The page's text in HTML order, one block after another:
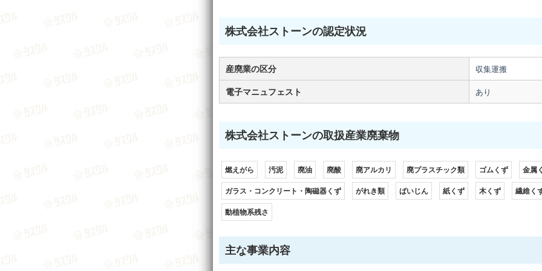
株式会社ストーンの認定状況
産廃業の区分 収集運搬
電子マニュフェスト あり
株式会社ストーンの取扱産業廃棄物
燃えがら 汚泥 廃油 廃酸 廃アルカリ 廃プラスチック類 ゴムくず
金属
ガラス・コンクリート・陶磁器くず
がれき類 ばいじん 紙くず 木くず
繊維く
動植物系残さ
主な事業内容